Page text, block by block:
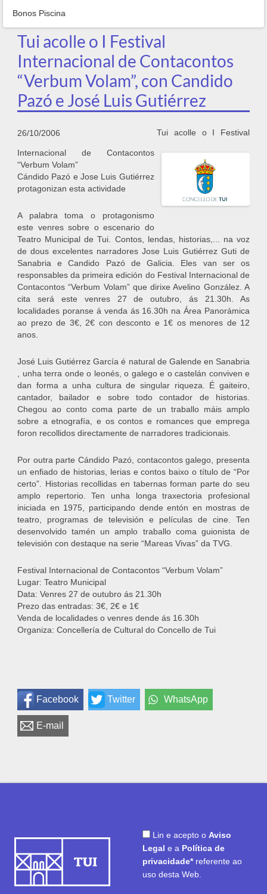
Bonos Piscina
Tui acolle o I Festival
Internacional de Contacontos
“Verbum Volam”, con Candido
Pazó e José Luis Gutiérrez
26/10/2006 Tui acolle o I Festival
Internacional de Contacontos
“Verbum Volam”
Cándido Pazó e Jose Luis Gutiérrez
protagonizan esta actividade
A palabra toma o protagonismo
este venres sobre o escenario do
Teatro Municipal de Tui. Contos, lendas, historias,... na voz
de dous excelentes narradores Jose Luis Gutiérrez Guti de
Sanabria e Candido Pazó de Galicia. Eles van ser os
responsables da primeira edición do Festival Internacional de
Contacontos “Verbum Volam” que dirixe Avelino González. A
cita será este venres 27 de outubro, ás 21.30h. As
localidades poranse á venda ás 16.30h na Área Panorámica
ao prezo de 3€, 2€ con desconto e 1€ os menores de 12
anos.
José Luis Gutiérrez García é natural de Galende en Sanabria
, unha terra onde o leonés, o galego e o castelán conviven e
dan forma a unha cultura de singular riqueza. É gaiteiro,
cantador, bailador e sobre todo contador de historias.
Chegou ao conto coma parte de un traballo máis amplo
sobre a etnografía, e os contos e romances que emprega
foron recollidos directamente de narradores tradicionais.
Por outra parte Cándido Pazó, contacontos galego, presenta
un enfiado de historias, lerias e contos baixo o título de “Por
certo”. Historias recollidas en tabernas forman parte do seu
amplo repertorio. Ten unha longa traxectoria profesional
iniciada en 1975, participando dende entón en mostras de
teatro, programas de televisión e películas de cine. Ten
desenvolvido tamén un amplo traballo coma guionista de
televisión con destaque na serie “Mareas Vivas” da TVG.
Festival Internacional de Contacontos “Verbum Volam”
Lugar: Teatro Municipal
Data: Venres 27 de outubro ás 21.30h
Prezo das entradas: 3€, 2€ e 1€
Venda de localidades o venres dende ás 16.30h
Organiza: Concellería de Cultural do Concello de Tui
Facebook Twitter WhatsApp
E-mail
Lin e acepto o Aviso
Legal e a Política de
privacidade* referente ao
uso desta Web.